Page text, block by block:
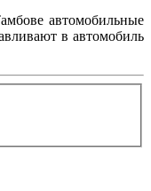
автомобильные
в автомобиль